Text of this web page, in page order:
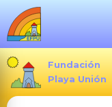
t
Fundación
Playa Unión